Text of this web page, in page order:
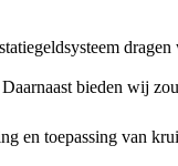
bieden wij
en toepassing van